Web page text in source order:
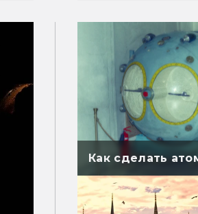
Как сделать